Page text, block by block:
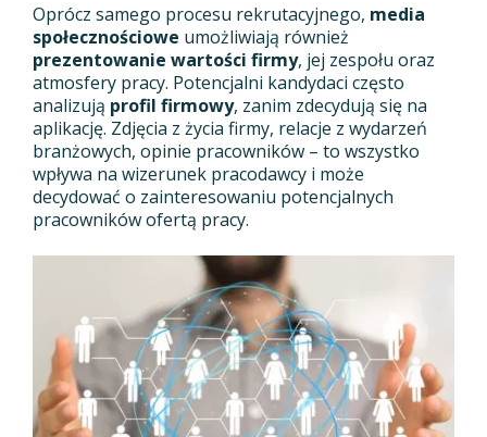
Oprócz samego procesu rekrutacyjnego, media
społecznościowe umożliwiają również
prezentowanie wartości firmy, jej zespołu oraz
atmosfery pracy. Potencjalni kandydaci często
analizują profil firmowy, zanim zdecydują się na
aplikację. Zdjęcia z życia firmy, relacje z wydarzeń
branżowych, opinie pracowników – to wszystko
wpływa na wizerunek pracodawcy i może
decydować o zainteresowaniu potencjalnych
pracowników ofertą pracy.